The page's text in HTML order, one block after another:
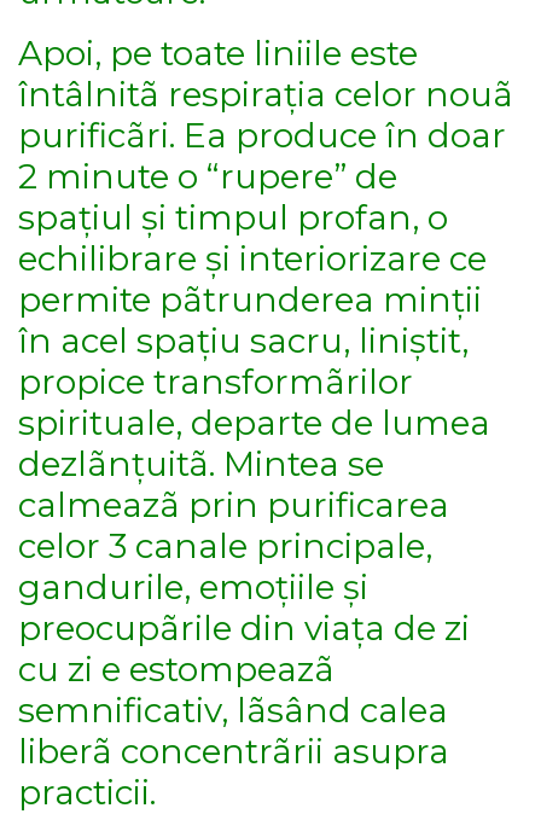
Apoi, pe toate liniile este
întâlnitã respirația celor nouã
purificãri. Ea produce în doar
2 minute o “rupere” de
spațiul și timpul profan, o
echilibrare și interiorizare ce
permite pãtrunderea minții
în acel spațiu sacru, liniștit,
propice transformãrilor
spirituale, departe de lumea
dezlãnțuitã. Mintea se
calmeazã prin purificarea
celor 3 canale principale,
gandurile, emoțiile și
preocupãrile din viața de zi
cu zi e estompeazã
semnificativ, lãsând calea
liberã concentrãrii asupra
practicii.